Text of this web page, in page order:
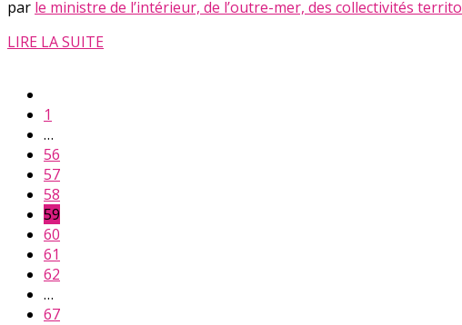
par le ministre de l’intérieur, de l’outre-mer, des collectivités
LIRE LA SUITE
1
…
56
57
58
59
60
61
62
…
67